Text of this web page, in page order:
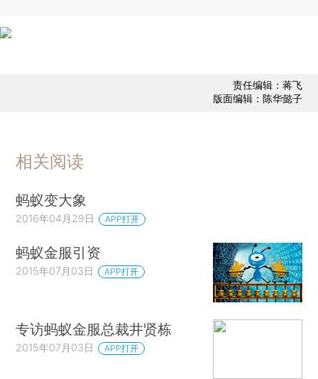
责任编辑：蒋飞
版面编辑：陈华懿子
相关阅读
蚂蚁变大象
2016年04月29日 APP打开
蚂蚁金服引资
2015年07月03日 APP打开
专访蚂蚁金服总裁井贤栋
2015年07月03日 APP打开